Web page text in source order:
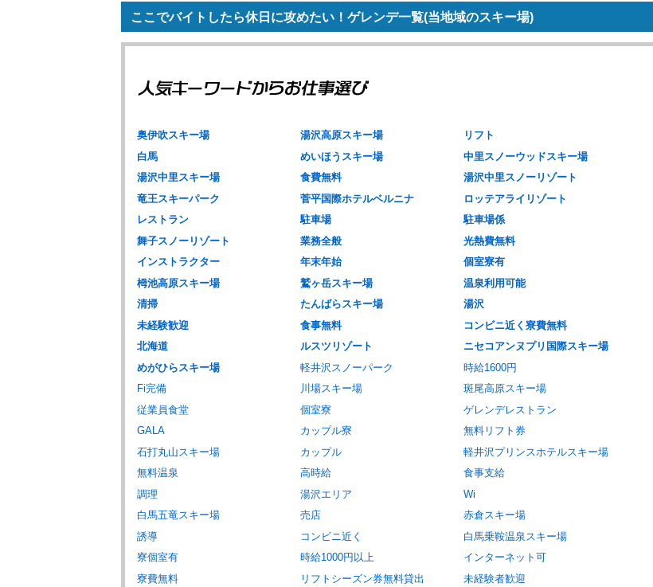
ここでバイトしたら休日に攻めたい！ゲレンデ一覧(当地域のスキー場)
奥伊吹スキー場 湯沢高原スキー場
リフト
白馬
めいほうスキー場
中里スノーウッドスキー場
湯沢中里スキー場
食費無料
湯沢中里スノーリゾート
竜王スキーパーク
菅平国際ホテルベルニナ
ロッテアライリゾート
レストラン
駐車場
駐車場係
舞子スノーリゾート
業務全般
光熱費無料
インストラクター
年末年始
個室寮有
栂池高原スキー場
鷲ヶ岳スキー場
温泉利用可能
清掃
たんばらスキー場
湯沢
未経験歓迎
食事無料
コンビニ近く寮費無料
北海道
ルスツリゾート
ニセコアンヌプリ国際スキー場
めがひらスキー場
軽井沢スノーパーク
時給1600円
Fi完備
川場スキー場
斑尾高原スキー場
従業員食堂
個室寮
ゲレンデレストラン
GALA
カップル寮
無料リフト券
石打丸山スキー場
カップル
軽井沢プリンスホテルスキー場
無料温泉
高時給
食事支給
調理
湯沢エリア
Wi
白馬五竜スキー場
売店
赤倉スキー場
誘導
コンビニ近く
白馬乗鞍温泉スキー場
寮個室有
時給1000円以上
インターネット可
寮費無料
リフトシーズン券無料貸出 未経験者歓迎